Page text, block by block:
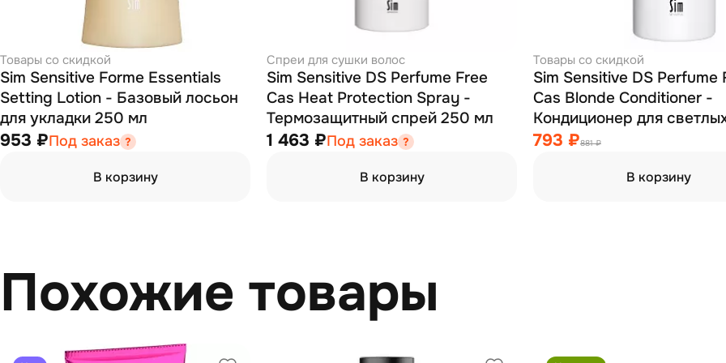
Товары со скидкой
Sim Sensitive Forme Essentials
Setting Lotion - Базовый лосьон
для укладки 250 мл
953 ₽Под заказ
В корзину
Спреи для сушки волос
Sim Sensitive DS Perfume Free
Cas Heat Protection Spray -
Термозащитный спрей 250 мл
1 463 ₽Под заказ
В корзину
Товары со скидкой
Sim Sensitive DS Perfume
Cas Blonde Conditioner -
Кондиционер для
седых волос 200 мл
793 ₽881 ₽
В корзину
Похожие товары